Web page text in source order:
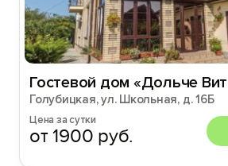
Гостевой дом «Дольче
Голубицкая, ул. Школьная, д. 16Б
Цена за сутки
от 1900 руб.